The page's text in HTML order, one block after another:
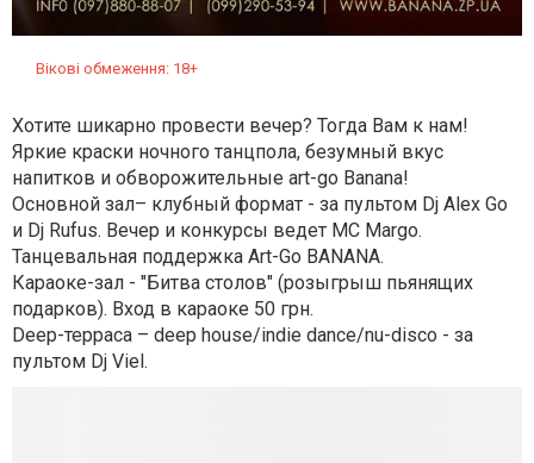
Вікові обмеження: 18+
Хотите шикарно провести вечер? Тогда Вам к нам!
Яркие краски ночного танцпола, безумный вкус
напитков и обворожительные art-go Banana!
Основной зал– клубный формат - за пультом Dj Alex Go
и Dj Rufus. Вечер и конкурсы ведет MC Margo.
Танцевальная поддержка Art-Go BANANA.
Караоке-зал - "Битва столов" (розыгрыш пьянящих
подарков). Вход в караоке 50 грн.
Deep-терраса – deep house/indie dance/nu-disco - за
пультом Dj Viel.